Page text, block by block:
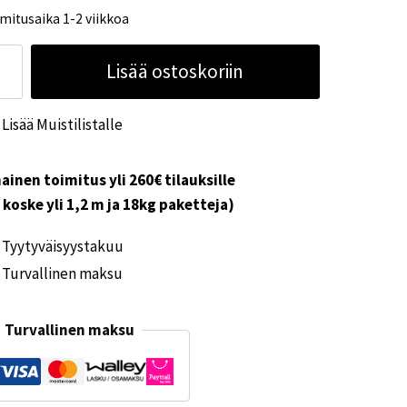
1-2 viikkoa
Lisää ostoskoriin
Lisää Muistilistalle
toimitus yli 260€ tilauksille
koske yli 1,2 m ja 18kg paketteja)
Tyytyväisyystakuu
Turvallinen maksu
Turvallinen maksu